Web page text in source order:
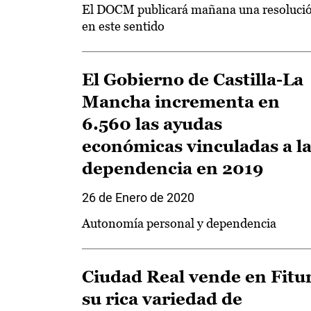
El DOCM publicará mañana una
en este sentido
El Gobierno de Castilla-La
Mancha incrementa en
6.560 las ayudas
económicas vinculadas a la
dependencia en 2019
26 de Enero de 2020
Autonomía personal y dependencia
Ciudad Real vende en
su rica variedad de